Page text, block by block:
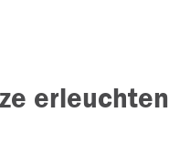
erleuchten